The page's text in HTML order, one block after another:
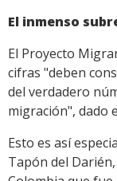
El inmenso
El Proyecto
cifras "deben
del verdadero
migración", dado
Esto es así
Tapón del